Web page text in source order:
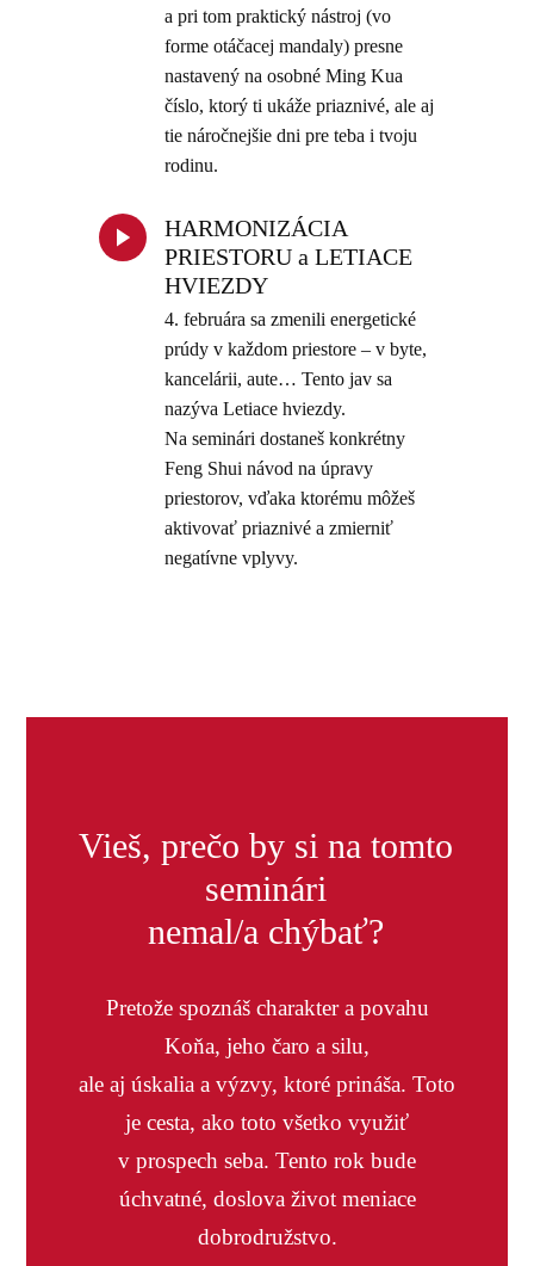
a pri tom praktický nástroj (vo
forme otáčacej mandaly) presne
nastavený na osobné Ming Kua
číslo, ktorý ti ukáže priaznivé, ale aj
tie náročnejšie dni pre teba i tvoju
rodinu.
HARMONIZÁCIA
PRIESTORU a LETIACE
HVIEZDY
4. februára sa zmenili energetické
prúdy v každom priestore – v byte,
kancelárii, aute… Tento jav sa
nazýva Letiace hviezdy.
Na seminári dostaneš konkrétny
Feng Shui návod na úpravy
priestorov, vďaka ktorému môžeš
aktivovať priaznivé a zmierniť
negatívne vplyvy.
Vieš, prečo by si na tomto
seminári
nemal/a chýbať?
Pretože spoznáš charakter a povahu
Koňa, jeho čaro a silu,
ale aj úskalia a výzvy, ktoré prináša. Toto
je cesta, ako toto všetko využiť
v prospech seba. Tento rok bude
úchvatné, doslova život meniace
dobrodružstvo.